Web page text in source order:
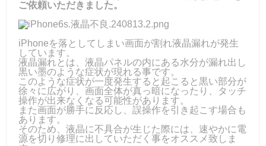
ご依頼いただきました。
iPhoneを落としてしまい画面が割れ液晶漏れが発生
しています。
液晶漏れとは、液晶パネルの内にある水分が漏れ出し
黒い墨のような症状が現れる事です。
このような症状が一度発生すると起こると黒い部分が
徐々に広がり、画面全体が真っ暗になったり、タッチ
操作が出来なくなる可能性があります。
また画面が勝手に反応し、誤操作を引き起こす場合も
あります。
そのため、液晶に不具合が生じた際には、速やかに電
源を切り修理に出していただく事をオススメ致しま